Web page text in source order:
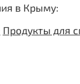
в Крыму:
Продукты для